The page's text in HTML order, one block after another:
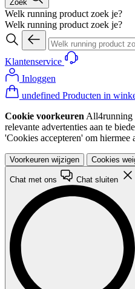
Zoek
Welk running product zoek je?
Welk running product zoek je?
Klantenservice
Inloggen
undefined Producten in
Cookie voorkeuren All4running
relevante advertenties aan te
'Cookies accepteren' om hiermee
Voorkeuren wijzigen Cookies
Chat met ons Chat sluiten